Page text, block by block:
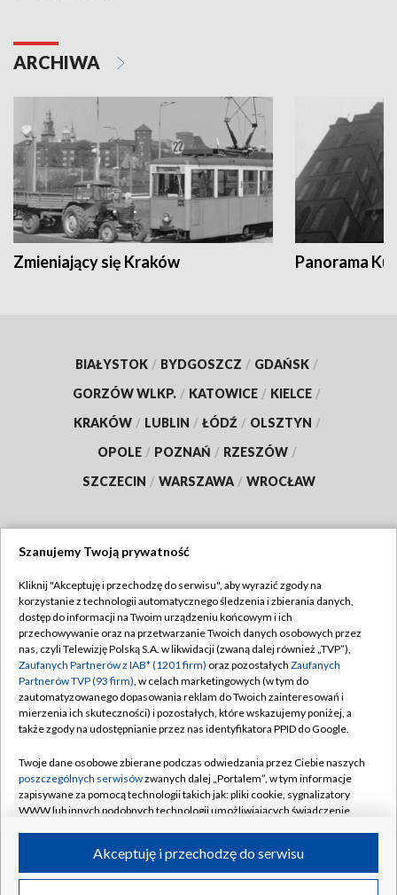
ARCHIWA
Zmieniający się Kraków Panorama
BIAŁYSTOK / BYDGOSZCZ / GDAŃSK /
GORZÓW WLKP. / KATOWICE / KIELCE /
KRAKÓW / LUBLIN / ŁÓDŹ / OLSZTYN /
OPOLE / POZNAŃ / RZESZÓW /
SZCZECIN / WARSZAWA / WROCŁAW
TVP
Abonament TVP
Emisja w TVP
Centrum informacji TVP
Naziemna Telewizja Cyfrowa
Rada Programowa
System NOS
Informacje o nadawcy
Program dla prasy
Regulamin TVP
Polityka prywatności
Moje zgody
Pomoc
Kontakt
Kanały
©2026 Telewizja Polska S.A. w likwidacji
Szanujemy Twoją prywatność
Kliknij "Akceptuję i przechodzę do serwisu", aby wyrazić zgody na
korzystanie z technologii automatycznego śledzenia i zbierania danych,
dostęp do informacji na Twoim urządzeniu końcowym i ich
przechowywanie oraz na przetwarzanie Twoich danych osobowych przez
nas, czyli Telewizję Polską S.A. w likwidacji (zwaną dalej również „TVP”),
Zaufanych Partnerów z IAB* (1201 firm) oraz pozostałych Zaufanych
Partnerów TVP (93 firm), w celach marketingowych (w tym do
zautomatyzowanego dopasowania reklam do Twoich zainteresowań i
mierzenia ich skuteczności) i pozostałych, które wskazujemy poniżej, a
także zgody na udostępnianie przez nas identyfikatora PPID do Google.
Twoje dane osobowe zbierane podczas odwiedzania przez Ciebie naszych
poszczególnych serwisówzwanych dalej „Portalem”, w tym informacje
zapisywane za pomocą technologii takich jak: pliki cookie, sygnalizatory
WWW lub innych podobnych technologii umożliwiających świadczenie
ruchu w Internecie.Akceptuję i przechodzę do serwisu